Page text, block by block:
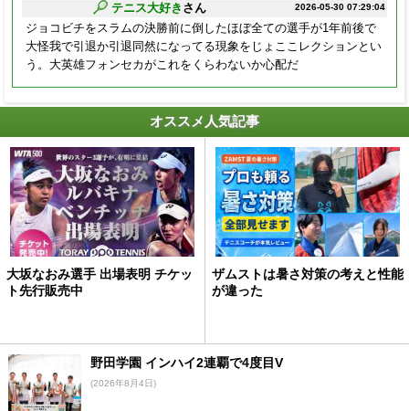
2026-05-30 07:29:04
テニス大好き さん
ジョコビチをスラムの決勝前に倒したほぼ全ての選手が1年前後で
大怪我で引退か引退同然になってる現象をじょここレクションとい
う。大英雄フォンセカがこれをくらわないか心配だ
オススメ人気記事
大坂なおみ選手 出場表明 チケッ
ト先行販売中
ザムストは暑さ対策の考えと性能
が違った
野田学園 インハイ2連覇で4度目V
(2026年8月4日)